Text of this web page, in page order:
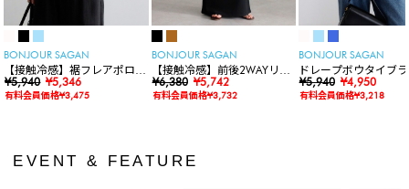
BONJOUR SAGAN
【接触冷感】裾フレアポロシ
ャツ
¥5,940 ¥5,346
有料会員価格¥3,475
BONJOUR SAGAN
【接触冷感】前後2WAYリブ
カットワンピース
¥6,380 ¥5,742
有料会員価格¥3,732
BONJOUR SAGAN
ドレープボウタイブ
ス
¥5,940 ¥4,950
有料会員価格¥3,218
EVENT & FEATURE